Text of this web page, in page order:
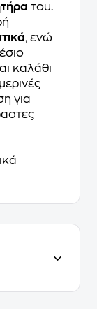
του.
, ενώ
καλάθι
για